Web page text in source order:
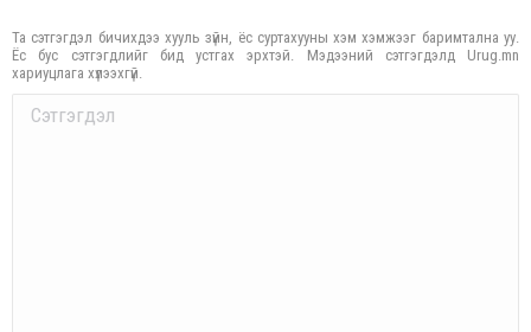
Та сэтгэгдэл бичихдээ хууль зүйн, ёс суртахууны хэм хэмжээг баримтална уу.
Ёс бус сэтгэгдлийг бид устгах эрхтэй. Мэдээний сэтгэгдэлд Urug.mn
хариуцлага хүлээхгүй.
Comment